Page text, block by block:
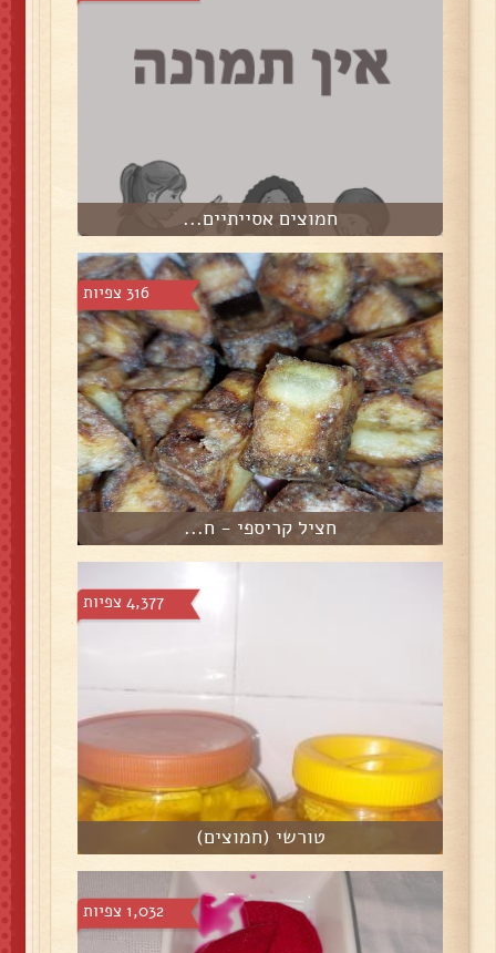
חמוצים אסייתיים...
316 צפיות
חציל קריספי - ח...
4,377 צפיות
טורשי (חמוצים)
1,032 צפיות